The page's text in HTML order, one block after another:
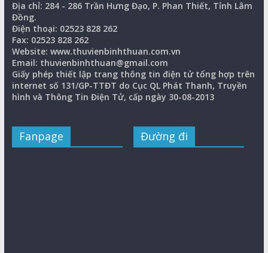
Địa chỉ: 284 - 286 Trần Hưng Đạo, P. Phan Thiết, Tỉnh Lâm
Đồng.
Điện thoại: 02523 828 262
Fax: 02523 828 262
Website: www.thuvienbinhthuan.com.vn
Email: thuvienbinhthuan@gmail.com
Giấy phép thiết lập trang thông tin điện tử tổng hợp trên
internet số 131/GP-TTĐT do Cục QL Phát Thanh, Truyền
hình và Thông Tin Điện Tử, cấp ngày 30-08-2013
Fanpage Đường đi